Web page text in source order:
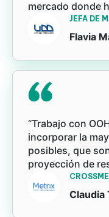
mercado donde
JEFA DE
Flavia
“Trabajo con
incorporar la
posibles, que
proyección de
Claudia